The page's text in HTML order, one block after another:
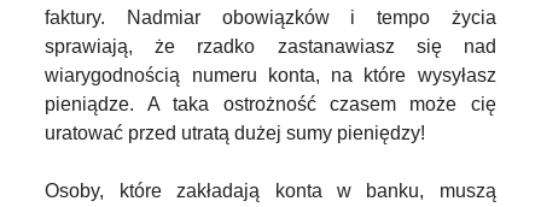
faktury. Nadmiar obowiązków i tempo życia
sprawiają, że rzadko zastanawiasz się nad
wiarygodnością numeru konta, na które wysyłasz
pieniądze. A taka ostrożność czasem może cię
uratować przed utratą dużej sumy pieniędzy!
Osoby, które zakładają konta w banku, muszą